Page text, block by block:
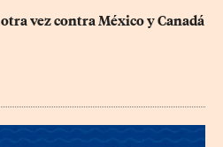
vez contra México y Canadá